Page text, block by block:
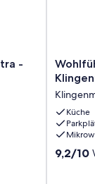
-
und
in
Küche
9.2
9,2/10